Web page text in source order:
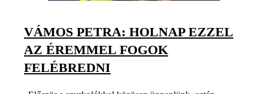
VÁMOS PETRA: HOLNAP EZZEL
AZ ÉREMMEL FOGOK
FELÉBREDNI